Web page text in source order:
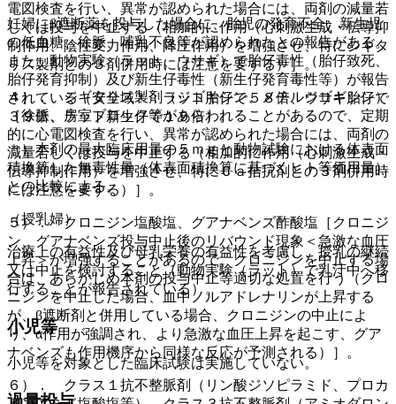
妊婦にβ遮断薬を投与した場合に、胎児の発育不全、新生児
の低血糖、徐脈、哺乳不良等が認められたとの報告がある。
また、動物実験（ラット、ウサギ）で胎仔毒性（胎仔致死、
胎仔発育抑制）及び新生仔毒性（新生仔発育毒性等）が報告
されている（安全域＊：ラット胎仔で５８倍、ウサギ胎仔で
３９倍、ラット新生仔で１９倍）。
＊）本剤の最大臨床用量の５ｍｇと動物試験における体表面
積換算した無毒性量（体表面積換算に基づくヒト等価用量）
との比較による。
（授乳婦）
治療上の有益性及び母乳栄養の有益性を考慮し、授乳の継続
又は中止を検討すること（動物実験（ラット）で乳汁中へ移
行することが報告されている）。
小児等
小児等を対象とした臨床試験は実施していない。
電図検査を行い、異常が認められた場合には、両剤の減量若
しくは投与を中止する（相加的に作用（心刺激生成・伝導抑
制作用、陰性変力作用、降圧作用）を増強させ、特にジギタ
リス製剤との３剤併用時には注意を要する）］。
４）． ジギタリス製剤（ジゴキシン、メチルジゴキシン）
［徐脈、房室ブロック等があらわれることがあるので、定期
的に心電図検査を行い、異常が認められた場合には、両剤の
減量若しくは投与を中止する（相加的に作用（心刺激生成・
伝導抑制作用）を増強させ、特にＣａ拮抗剤との３剤併用時
には注意を要する）］。
５）． クロニジン塩酸塩、グアナベンズ酢酸塩［クロニジ
ン、グアナベンズ投与中止後のリバウンド現象＜急激な血圧
上昇＞が増強することがあるので、クロニジンを中止する場
合は、あらかじめ本剤の投与中止等適切な処置を行う（クロ
ニジンを中止した場合、血中ノルアドレナリンが上昇する
が、β遮断剤と併用している場合、クロニジンの中止によ
り、α作用が強調され、より急激な血圧上昇を起こす、グア
ナベンズも作用機序から同様な反応が予測される）］。
６）． クラス１抗不整脈剤（リン酸ジソピラミド、プロカ